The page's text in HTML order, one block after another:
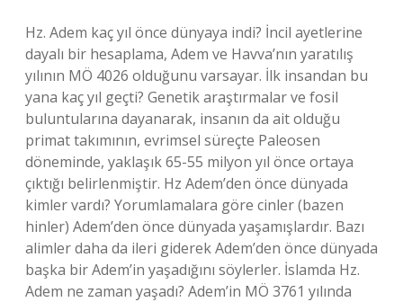
Hz. Adem kaç yıl önce dünyaya indi? İncil ayetlerine
dayalı bir hesaplama, Adem ve Havva’nın yaratılış
yılının MÖ 4026 olduğunu varsayar. İlk insandan bu
yana kaç yıl geçti? Genetik araştırmalar ve fosil
buluntularına dayanarak, insanın da ait olduğu
primat takımının, evrimsel süreçte Paleosen
döneminde, yaklaşık 65-55 milyon yıl önce ortaya
çıktığı belirlenmiştir. Hz Adem’den önce dünyada
kimler vardı? Yorumlamalara göre cinler (bazen
hinler) Adem’den önce dünyada yaşamışlardır. Bazı
alimler daha da ileri giderek Adem’den önce dünyada
başka bir Adem’in yaşadığını söylerler. İslamda Hz.
Adem ne zaman yaşadı? Adem’in MÖ 3761 yılında